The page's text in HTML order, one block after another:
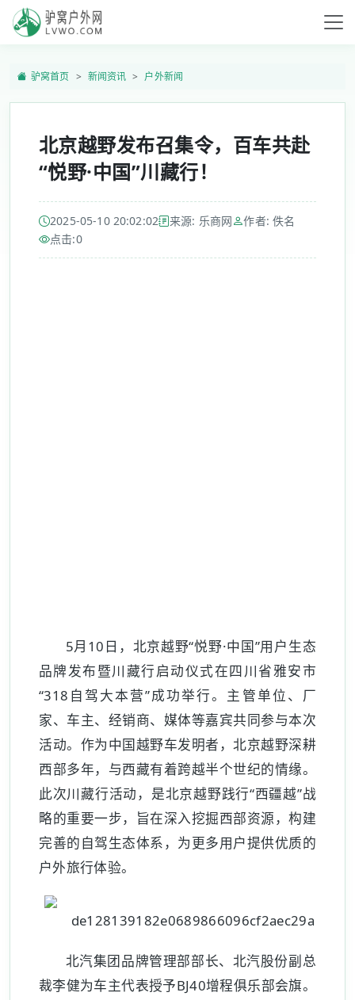
驴窝首页 新闻资讯 户外新闻
北京越野发布召集令，百车共赴
“悦野·中国”川藏行！
2025-05-10 20:02:02 来源: 乐商网
作者: 佚名
点击:0
5月10日，北京越野“悦野·中国”用户生态
品牌发布暨川藏行启动仪式在四川省雅安市
“318自驾大本营”成功举行。主管单位、厂
家、车主、经销商、媒体等嘉宾共同参与本次
活动。作为中国越野车发明者，北京越野深耕
西部多年，与西藏有着跨越半个世纪的情缘。
此次川藏行活动，是北京越野践行“西疆越”战
略的重要一步，旨在深入挖掘西部资源，构建
完善的自驾生态体系，为更多用户提供优质的
户外旅行体验。
北汽集团品牌管理部部长、北汽股份副总
裁李健为车主代表授予BJ40增程俱乐部会旗。